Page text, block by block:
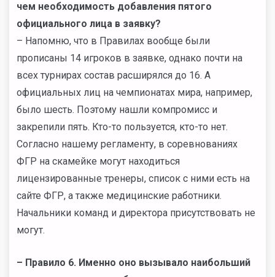
чем необходимость добавления пятого
официального лица в заявку?
– Напомню, что в Правилах вообще были
прописаны 14 игроков в заявке, однако почти на
всех турнирах состав расширялся до 16. А
официальных лиц на чемпионатах мира, например,
было шесть. Поэтому нашли компромисс и
закрепили пять. Кто-то пользуется, кто-то нет.
Согласно нашему регламенту, в соревнованиях
ФГР на скамейке могут находиться
лицензированные тренеры, список с ними есть на
сайте ФГР, а также медицинские работники.
Начальники команд и директора присутствовать не
могут.
– Правило 6. Именно оно вызывало наибольший